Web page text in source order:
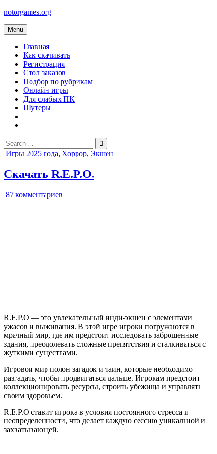
Skip
content
notorgames.org
Menu
Главная
Как скачивать
Регистрация
Стол заказов
Подбор по рубрикам
Онлайн игры
Для слабых ПК
Шутеры
Search
for:
Posted
Игры 2025 года, Хоррор, Экшен
Скачать R.E.P.O.
87 комментариев
R.E.P.O — это увлекательный инди-экшен с элементами
ужасов и выживания. В этой игре игроки погружаются в
мрачный мир, где им предстоит исследовать заброшенные
здания, преодолевать сложные препятствия и сталкиваться с
жуткими существами.
Игровой мир полон загадок и тайн, которые необходимо
разгадать, чтобы продвигаться дальше. Игрокам предстоит
коллекционировать ресурсы, строить убежища и управлять
своим здоровьем.
R.E.P.O ставит игрока в условия постоянного стресса и
неопределенности, что делает каждую сессию уникальной и
захватывающей.